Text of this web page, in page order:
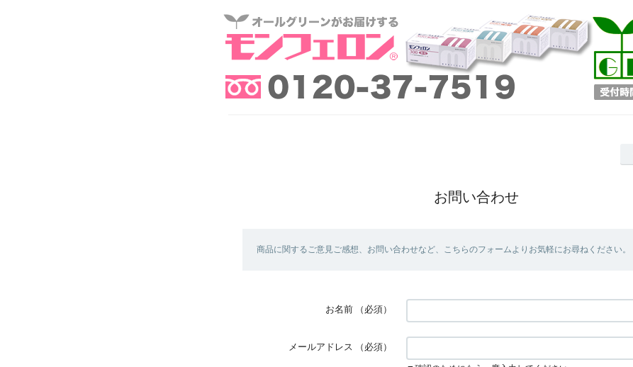
お問い合わせ
商品に関するご意見ご感想、お問い合わせなど、こちらのフォームよりお気軽にお尋ねください。
お名前 （必須）
メールアドレス （必須）